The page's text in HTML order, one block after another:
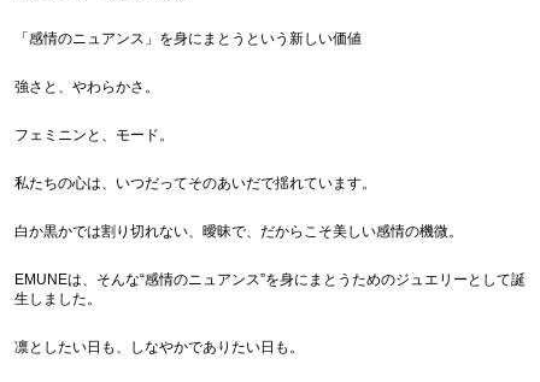
「感情のニュアンス」を身にまとうという新しい価値
強さと、やわらかさ。
フェミニンと、モード。
私たちの心は、いつだってそのあいだで揺れています。
白か黒かでは割り切れない、曖昧で、だからこそ美しい感情の機微。
EMUNEは、そんな“感情のニュアンス”を身にまとうためのジュエリーとして誕
生しました。
凛としたい日も、しなやかでありたい日も。